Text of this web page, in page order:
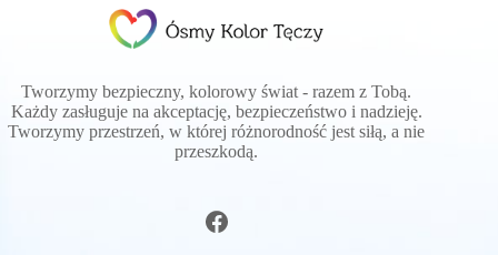
Tworzymy bezpieczny, kolorowy świat - razem z Tobą.
Każdy zasługuje na akceptację, bezpieczeństwo i nadzieję.
Tworzymy przestrzeń, w której różnorodność jest siłą, a nie
przeszkodą.